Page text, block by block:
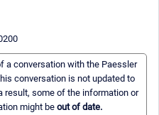
a conversation with the Paessler
conversation is not updated to
result, some of the information or
might be out of date.